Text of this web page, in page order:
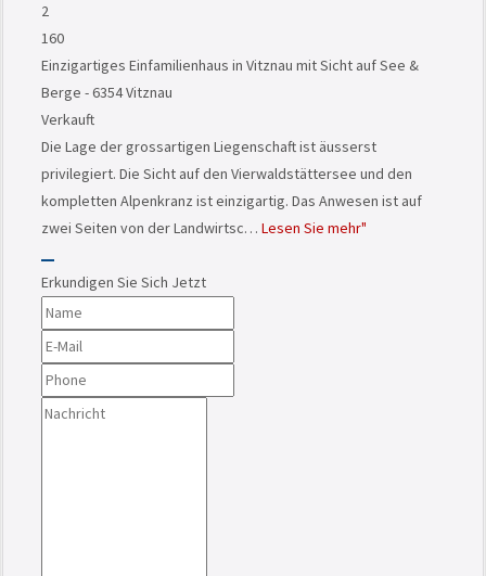
2
160
Einzigartiges Einfamilienhaus in Vitznau mit Sicht auf See &
Berge - 6354 Vitznau
Verkauft
Die Lage der grossartigen Liegenschaft ist äusserst
privilegiert. Die Sicht auf den Vierwaldstättersee und den
kompletten Alpenkranz ist einzigartig. Das Anwesen ist auf
zwei Seiten von der Landwirtsc…Lesen Sie mehr"
Erkundigen Sie Sich Jetzt